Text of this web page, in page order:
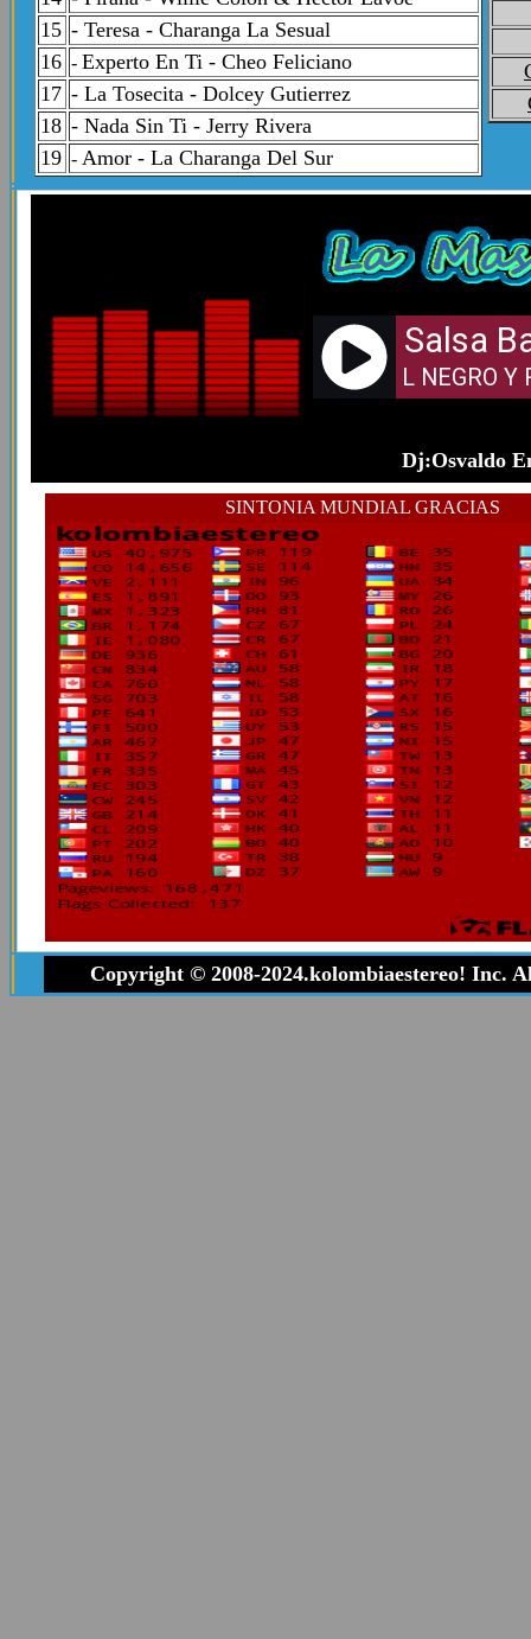
15 - Teresa - Charanga La Sesual
16 - Experto En Ti - Cheo Feliciano
17 - La Tosecita - Dolcey Gutierrez
18 - Nada Sin Ti - Jerry Rivera
19 - Amor - La Charanga Del Sur
Dj:Osvaldo
SINTONIA MUNDIAL GRACIAS
Copyright © 2008-2024.kolombiaestereo! Inc.